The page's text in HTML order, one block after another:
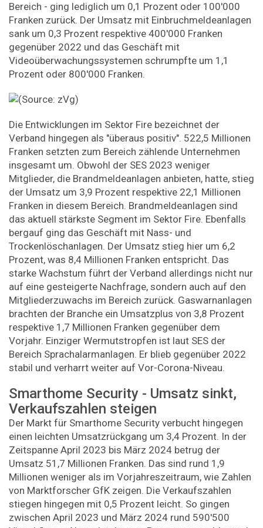
Bereich - ging lediglich um 0,1 Prozent oder 100'000
Franken zurück. Der Umsatz mit Einbruchmeldeanlagen
sank um 0,3 Prozent respektive 400'000 Franken
gegenüber 2022 und das Geschäft mit
Videoüberwachungssystemen schrumpfte um 1,1
Prozent oder 800'000 Franken.
Die Entwicklungen im Sektor Fire bezeichnet der
Verband hingegen als "überaus positiv". 522,5 Millionen
Franken setzten zum Bereich zählende Unternehmen
insgesamt um. Obwohl der SES 2023 weniger
Mitglieder, die Brandmeldeanlagen anbieten, hatte, stieg
der Umsatz um 3,9 Prozent respektive 22,1 Millionen
Franken in diesem Bereich. Brandmeldeanlagen sind
das aktuell stärkste Segment im Sektor Fire. Ebenfalls
bergauf ging das Geschäft mit Nass- und
Trockenlöschanlagen. Der Umsatz stieg hier um 6,2
Prozent, was 8,4 Millionen Franken entspricht. Das
starke Wachstum führt der Verband allerdings nicht nur
auf eine gesteigerte Nachfrage, sondern auch auf den
Mitglieder­zuwachs im Bereich zurück. Gaswarnanlagen
brachten der Branche ein Umsatzplus von 3,8 Prozent
respektive 1,7 Millionen Franken gegenüber dem
Vorjahr. Einziger Wermutstropfen ist laut SES der
Bereich Sprachalarmanlagen. Er blieb gegenüber 2022
stabil und verharrt weiter auf Vor-Corona-Niveau.
Smarthome Security - Umsatz sinkt,
Verkaufszahlen steigen
Der Markt für Smarthome Security verbucht hingegen
einen leichten Umsatzrückgang um 3,4 Prozent. In der
Zeitspanne April 2023 bis März 2024 betrug der
Umsatz 51,7 Millionen Franken. Das sind rund 1,9
Millionen weniger als im Vorjahreszeitraum, wie Zahlen
von Marktforscher GfK zeigen. Die Verkaufszahlen
stiegen hingegen mit 0,5 Prozent leicht. So gingen
zwischen April 2023 und März 2024 rund 590'500